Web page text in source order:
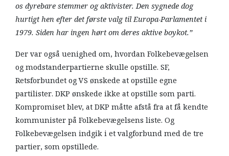
os dyrebare stemmer og aktivister. Den sygnede dog
hurtigt hen efter det første valg til Europa-Parlamentet i
1979. Siden har ingen hørt om deres aktive boykot.”
Der var også uenighed om, hvordan Folkebevægelsen
og modstanderpartierne skulle opstille. SF,
Retsforbundet og VS ønskede at opstille egne
partilister. DKP ønskede ikke at opstille som parti.
Kompromiset blev, at DKP måtte afstå fra at få kendte
kommunister på Folkebevægelsens liste. Og
Folkebevægelsen indgik i et valgforbund med de tre
partier, som opstillede.